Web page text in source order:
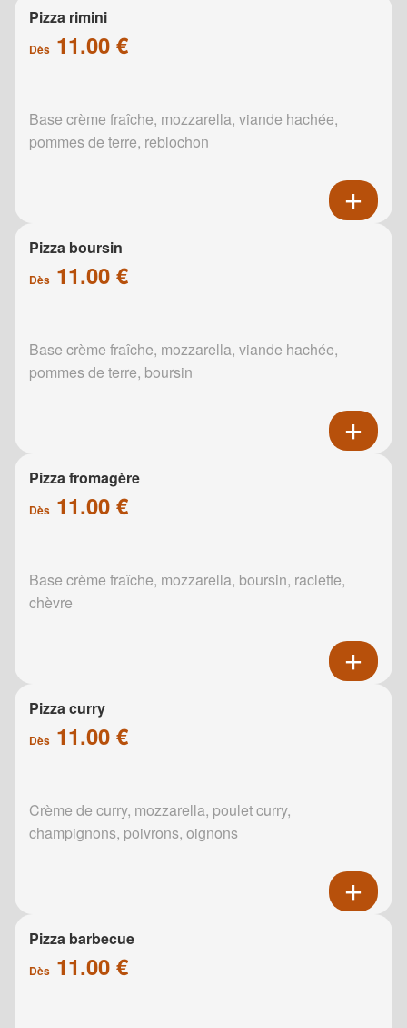
Pizza rimini
Dès 11.00 €
Base crème fraîche, mozzarella, viande hachée,
pommes de terre, reblochon
Pizza boursin
Dès 11.00 €
Base crème fraîche, mozzarella, viande hachée,
pommes de terre, boursin
Pizza fromagère
Dès 11.00 €
Base crème fraîche, mozzarella, boursin, raclette,
chèvre
Pizza curry
Dès 11.00 €
Crème de curry, mozzarella, poulet curry,
champignons, poivrons, oignons
Pizza barbecue
Dès 11.00 €